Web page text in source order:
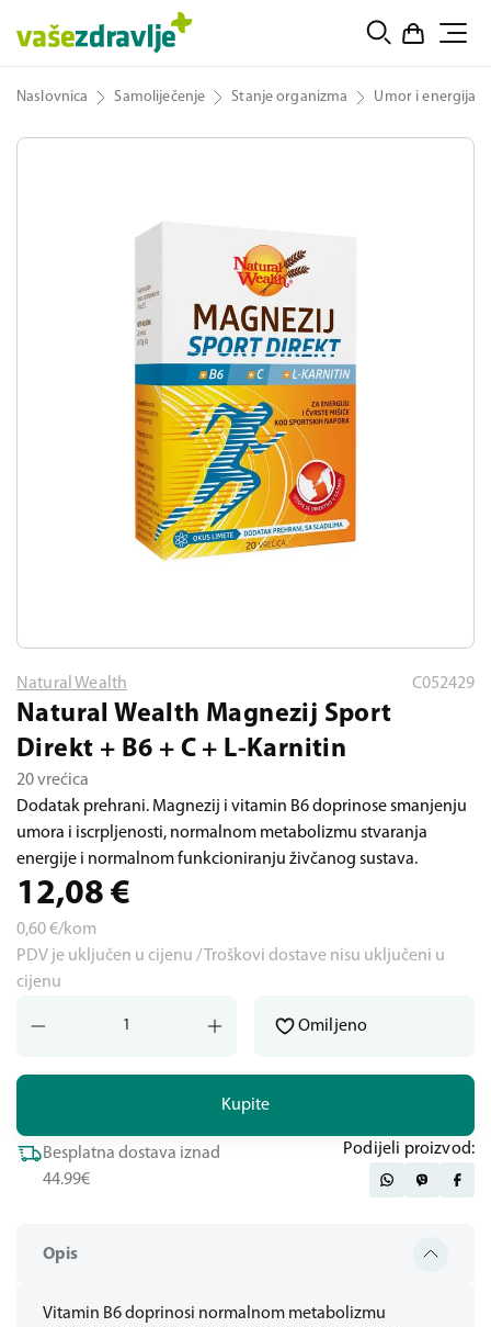
Naslovnica Samoliječenje Stanje organizma Umor i energija
Opis
Vitamin B6 doprinosi normalnom metabolizmu
Natural Wealth C052429
Natural Wealth Magnezij Sport
Direkt + B6 + C + L-Karnitin
20 vrećica
Dodatak prehrani. Magnezij i vitamin B6 doprinose smanjenju
umora i iscrpljenosti, normalnom metabolizmu stvaranja
energije i normalnom funkcioniranju živčanog sustava.
12,08 €
0,60€/kom
PDV je uključen u cijenu / Troškovi dostave nisu uključeni u
cijenu
Kupite
Omiljeno
Besplatna dostava iznad
44.99€
Podijeli proizvod: